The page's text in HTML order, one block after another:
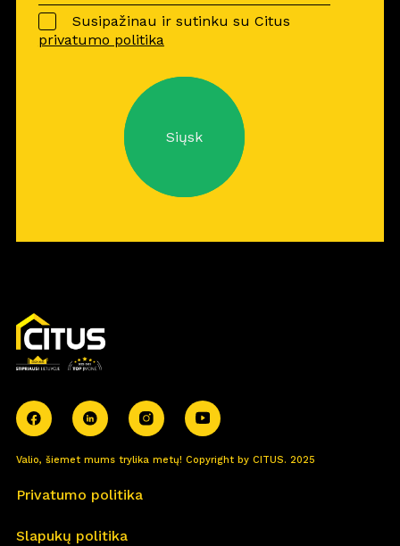
Susipažinau ir sutinku su Citus
privatumo politika
Siųsk
Valio, šiemet mums trylika metų! Copyright by CITUS. 2025
Privatumo politika
Slapukų politika